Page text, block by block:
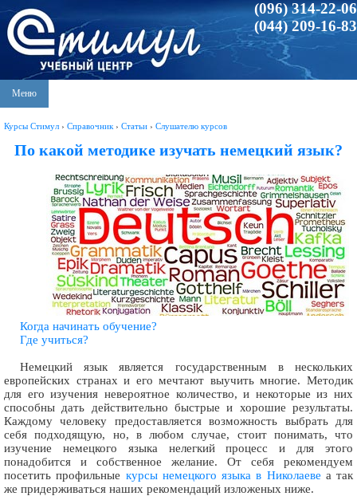
(096) 314-22-06
(044) 209-16-83
Меню
Курсы Стимул › Справочник › Статьи › Слушателю курсов
По какой методике изучать немецкий язык?
Когда начинать обучение?
Где учиться?
Немецкий язык является государственным в нескольких
европейских странах и его мечтают выучить многие. Методик
для его изучения невероятное количество, и некоторые из них
способны дать действительно быстрые и хорошие результаты.
Каждому человеку предоставляется возможность выбрать для
себя подходящую, но, в любом случае, стоит понимать, что
изучение немецкого языка нелегкий процесс и для этого
понадобится и собственное желание. От себя рекомендуем
посетить профильные курсы немецкого языка в Николаеве а так
же придерживаться наших рекомендаций изложеных ниже.